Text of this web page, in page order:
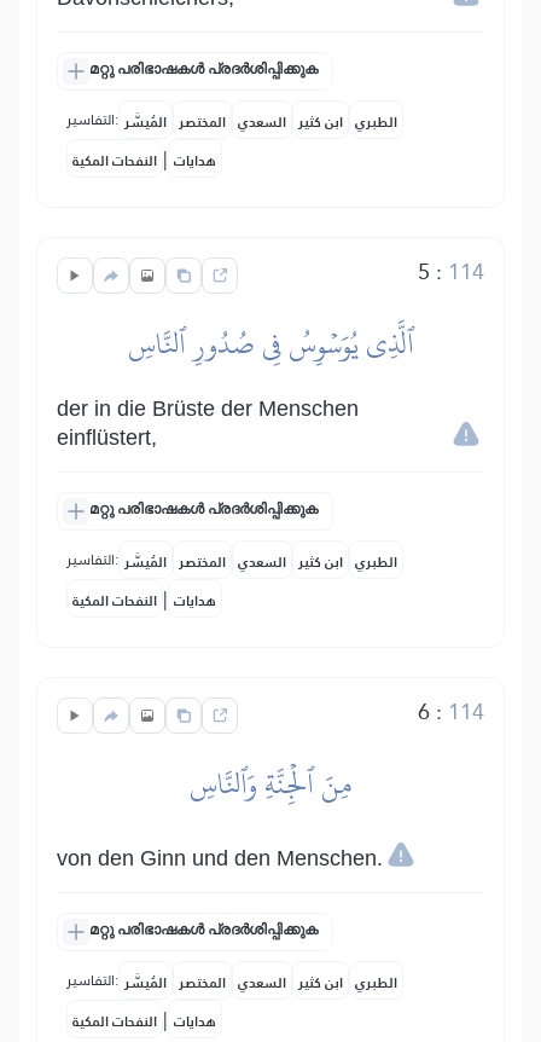
മറ്റു പരിഭാഷകൾ പ്രദർശിപ്പിക്കുക
التفاسير: المُيسَّر المختصر السعدي ابن كثير الطبري
النفحات المكية | هدايات
5 : 114
ٱلَّذِي يُوَسۡوِسُ فِي صُدُورِ ٱلنَّاسِ
der in die Brüste der Menschen
einflüstert,
മറ്റു പരിഭാഷകൾ പ്രദർശിപ്പിക്കുക
التفاسير: المُيسَّر المختصر السعدي ابن كثير الطبري
النفحات المكية | هدايات
6: 114
مِنَ ٱلۡجِنَّةِ وَٱلنَّاسِ
von den Ginn und den Menschen.
മറ്റു പരിഭാഷകൾ പ്രദർശിപ്പിക്കുക
التفاسير: المُيسَّر المختصر السعدي ابن كثير الطبري
النفحات المكية | هدايات